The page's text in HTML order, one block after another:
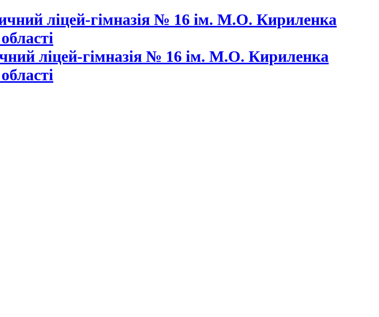
ліцей-гімназія № 16 ім. М.О. Кириленка